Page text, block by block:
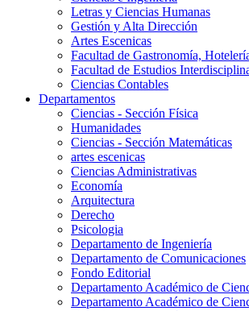
Letras y Ciencias Humanas
Gestión y Alta Dirección
Artes Escenicas
Facultad de Gastronomía,
Facultad de Estudios
Ciencias Contables
Departamentos
Ciencias - Sección Física
Humanidades
Ciencias - Sección Matemáticas
artes escenicas
Ciencias Administrativas
Economía
Arquitectura
Derecho
Psicologia
Departamento de Ingeniería
Departamento de Comunicaciones
Fondo Editorial
Departamento Académico de
Departamento Académico de